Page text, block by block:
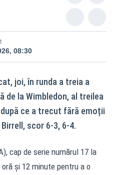
08:30
joi, în runda a treia a
de la Wimbledon, al treilea
ce a trecut fără emoții
scor 6-3, 6-4.
cap de serie numărul 17 la
și 12 minute pentru a o